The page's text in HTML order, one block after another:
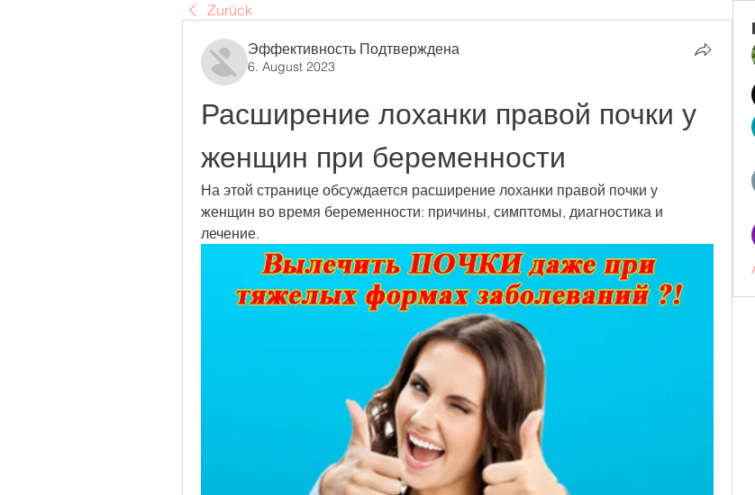
Zurück
Эффективность Подтверждена
6. August 2023
Расширение лоханки правой почки у
женщин при беременности
На этой странице обсуждается расширение лоханки правой почки у
женщин во время беременности: причины, симптомы, диагностика и
лечение.